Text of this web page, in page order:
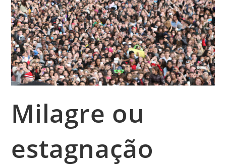
Milagre ou
estagnação